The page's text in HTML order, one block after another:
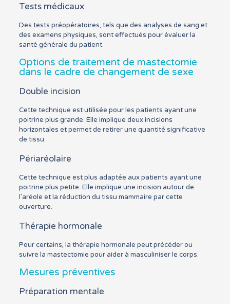
Tests médicaux
Des tests préopératoires, tels que des analyses de sang et
des examens physiques, sont effectués pour évaluer la
santé générale du patient.
Options de traitement de mastectomie
dans le cadre de changement de sexe
Double incision
Cette technique est utilisée pour les patients ayant une
poitrine plus grande. Elle implique deux incisions
horizontales et permet de retirer une quantité significative
de tissu.
Périaréolaire
Cette technique est plus adaptée aux patients ayant une
poitrine plus petite. Elle implique une incision autour de
l’aréole et la réduction du tissu mammaire par cette
ouverture.
Thérapie hormonale
Pour certains, la thérapie hormonale peut précéder ou
suivre la mastectomie pour aider à masculiniser le corps.
Mesures préventives
Préparation mentale